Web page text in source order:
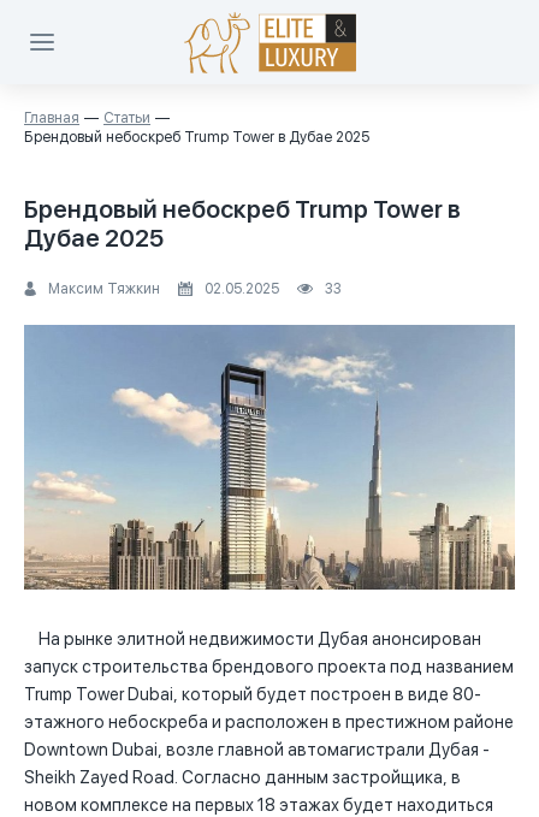
Главная
Статьи
Брендовый небоскреб Trump Tower в Дубае 2025
Брендовый небоскреб Trump Tower в
Дубае 2025
Максим Тяжкин 02.05.2025 33
На рынке элитной недвижимости Дубая анонсирован
запуск строительства брендового проекта под названием
Trump Tower Dubai, который будет построен в виде 80-
этажного небоскреба и расположен в престижном районе
Downtown Dubai, возле главной автомагистрали Дубая -
Sheikh Zayed Road. Согласно данным застройщика, в
новом комплексе на первых 18 этажах будет находиться